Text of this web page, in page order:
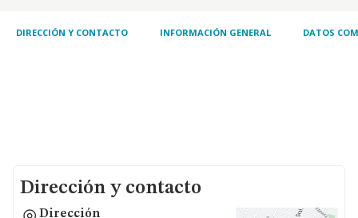
DIRECCIÓN Y CONTACTO INFORMACIÓN GENERAL DATOS
Dirección y contacto
Dirección